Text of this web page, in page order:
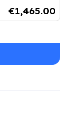
€1,465.00